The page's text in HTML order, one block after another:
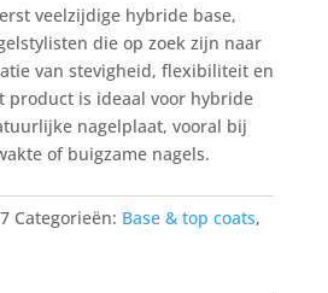
veelzijdige hybride base,
die op zoek zijn naar
van stevigheid, flexibiliteit en
product is ideaal voor hybride
nagelplaat, vooral bij
of buigzame nagels.
Categorieën: Base & top coats,